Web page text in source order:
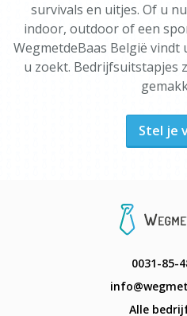
survivals en uitjes. Of u
indoor, outdoor of een
WegmetdeBaas België
u zoekt. Bedrijfsuitstapjes
Stel je
0031-85-
Alle